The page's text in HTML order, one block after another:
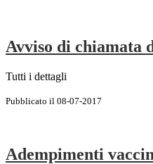
Avviso di chiamata
Tutti i dettagli
Pubblicato il 08-07-2017
Adempimenti